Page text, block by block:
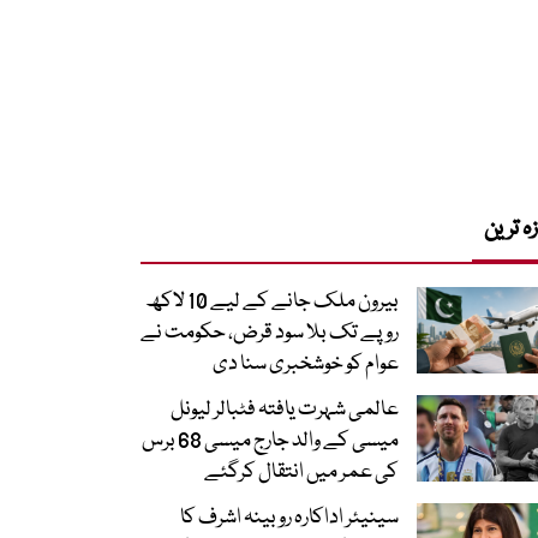
ترین
بیرون ملک جانے کے لیے 10 لاکھ
روپے تک بلا سود قرض، حکومت نے
عوام کو خوشخبری سنا دی
عالمی شہرت یافتہ فٹبالر لیونل
میسی کے والد جارج میسی 68 برس
کی عمر میں انتقال کرگئے
سینیئر اداکارہ روبینہ اشرف کا